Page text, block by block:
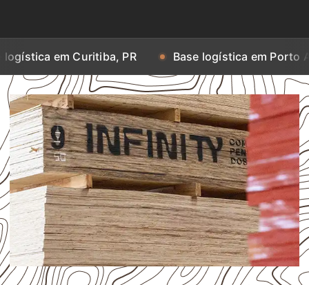
Curitiba, PR Base logística em Porto Alegre, RS